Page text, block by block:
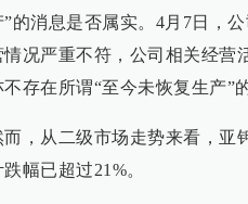
”的消息是否属实。4月7日，
情况严重不符，公司相关经营
不存在所谓“至今未恢复生产”
而，从二级市场走势来看，亚
跌幅已超过21%。